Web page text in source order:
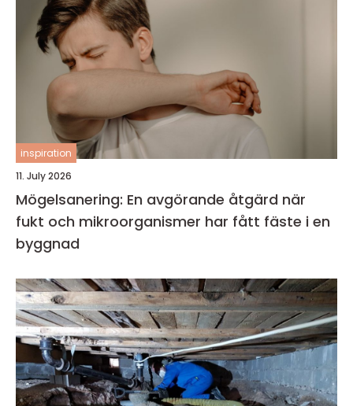
inspiration
11. July 2026
Mögelsanering: En avgörande åtgärd när
fukt och mikroorganismer har fått fäste i en
byggnad